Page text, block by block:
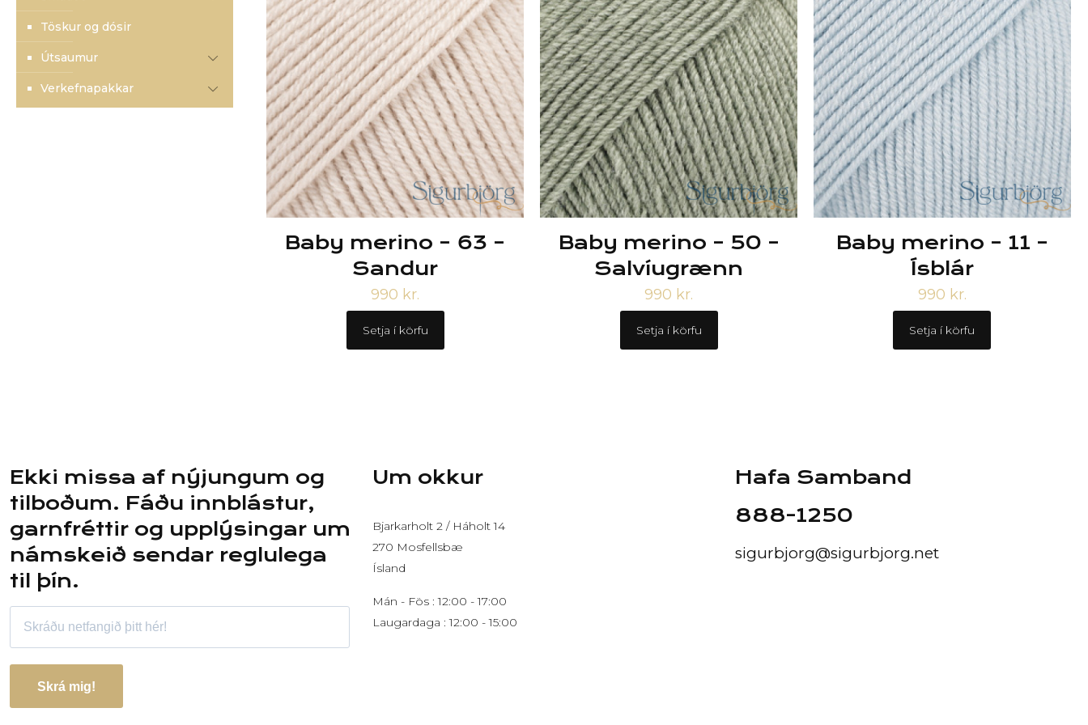
Baby merino – 63 –
Sandur
990 kr.
Setja í körfu
Baby merino – 50 –
Salvíugrænn
990 kr.
Setja í körfu
Baby merino – 11 –
Ísblár
990 kr.
Setja í körfu
Töskur og dósir
Útsaumur
Verkefnapakkar
Ekki missa af nýjungum og
tilboðum. Fáðu innblástur,
garnfréttir og upplýsingar um
námskeið sendar reglulega
til þín.
Skrá mig!
Um okkur
Bjarkarholt 2 / Háholt 14
270 Mosfellsbæ
Ísland
Mán - Fös : 12:00 - 17:00
Laugardaga : 12:00 - 15:00
Hafa Samband
888-1250
sigurbjorg@sigurbjorg.net